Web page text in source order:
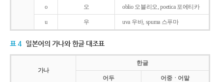
o 오 oblio 오블리오, poetica 포에티카
u 우 uva 우바, spuma 스푸마
표 4 일본어의 가나와 한글 대조표
가나
한글
어두 어중ㆍ어말